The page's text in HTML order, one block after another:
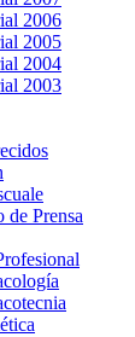
2006
2005
2004
2003
de Prensa